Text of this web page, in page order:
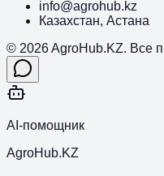
info@agrohub.kz
Казахстан, Астана
© 2026 AgroHub.KZ. Все
AI-помощник
AgroHub.KZ